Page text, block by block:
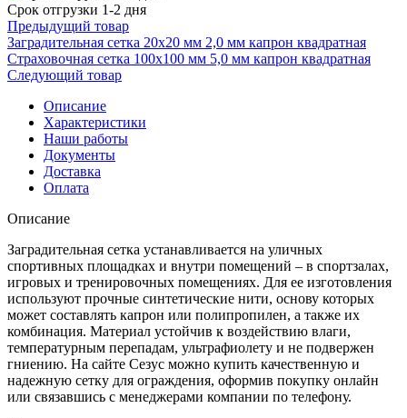
Срок отгрузки 1-2 дня
Предыдущий товар
Заградительная сетка 20х20 мм 2,0 мм капрон квадратная
Страховочная сетка 100х100 мм 5,0 мм капрон квадратная
Следующий товар
Описание
Характеристики
Наши работы
Документы
Доставка
Оплата
Описание
Заградительная сетка устанавливается на уличных
спортивных площадках и внутри помещений – в спортзалах,
игровых и тренировочных помещениях. Для ее изготовления
используют прочные синтетические нити, основу которых
может составлять капрон или полипропилен, а также их
комбинация. Материал устойчив к воздействию влаги,
температурным перепадам, ультрафиолету и не подвержен
гниению. На сайте Сезус можно купить качественную и
надежную сетку для ограждения, оформив покупку онлайн
или связавшись с менеджерами компании по телефону.